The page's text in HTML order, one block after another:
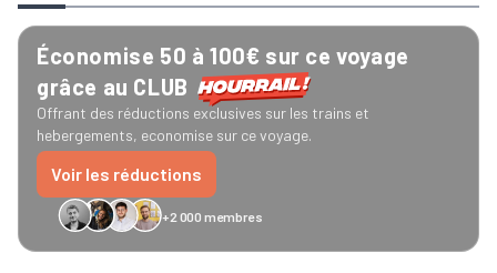
Économise 50 à 100€ sur ce voyage
grâce au CLUB
Offrant des réductions exclusives sur les trains et
hebergements, economise sur ce voyage.
Voir les réductions
+2 000 membres
GreenGo Caledonian